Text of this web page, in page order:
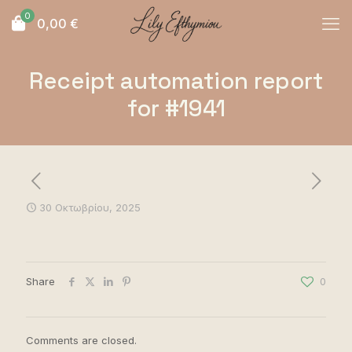
0 0,00 €
Receipt automation report
for #1941
30 Οκτωβρίου, 2025
Share 0
Comments are closed.